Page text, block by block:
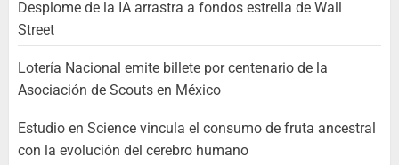
Desplome de la IA arrastra a fondos estrella de Wall
Street
Lotería Nacional emite billete por centenario de la
Asociación de Scouts en México
Estudio en Science vincula el consumo de fruta ancestral
con la evolución del cerebro humano